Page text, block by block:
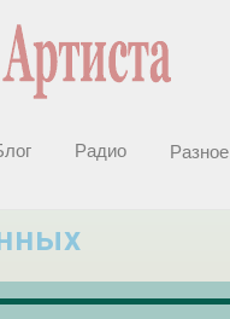
Радио Разное